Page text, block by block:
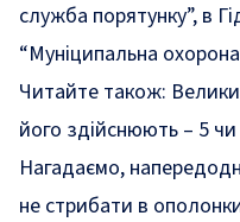
служба порятунку”, в
“Муніципальна
Читайте також:
його здійснюють – 5 чи
Нагадаємо,
не стрибати в